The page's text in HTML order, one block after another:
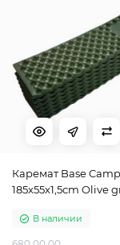
Каремат Base
185х55х1,5cm Olive
В наличии